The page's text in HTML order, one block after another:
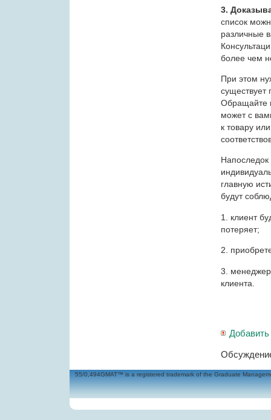
3.
список
различные
более чем
При этом
существует
Обращайте
может с
к товару
Напоследок
главную
будут
1.​ клиент
потеряет;
2.​
3.​
клиента.
55/0,494GMAT™ is a registered trademark of the Graduate